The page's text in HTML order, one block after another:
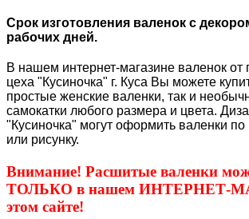
Срок изготовления валенок с
рабочих дней.
В нашем интернет-магазине валенок от
цеха "Кусиночка" г. Куса Вы можете
простые женские валенки, так и
самокатки любого размера и цвета.
"Кусиночка" могут оформить валенки
или рисунку.
Внимание! Расшитые валенки
ТОЛЬКО в нашем ИНТЕРНЕТ-
этом сайте!